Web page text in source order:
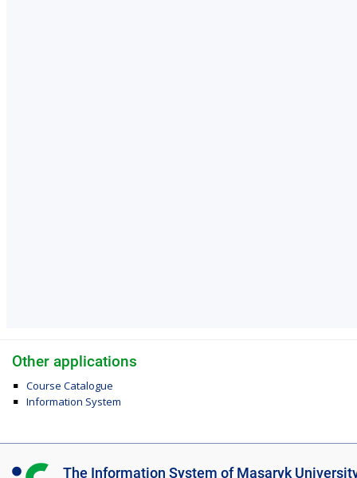
Other applications
Course Catalogue
Information System
I The Information System of Masaryk